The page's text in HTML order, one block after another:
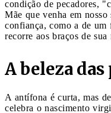
condição de pecadores,
Mãe que venha em
confiança, como a de
recorre aos braços de sua
A beleza
A antífona é curta, mas
celebra o nascimento